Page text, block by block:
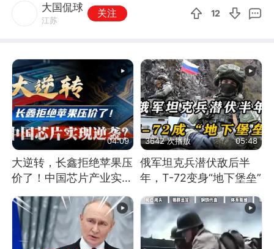
大国侃球
江苏
关注 12
04:09
大逆转，长鑫拒绝苹果压
价了！中国芯片产业实现
怎样的逆袭？
3642 次播放 05:48
俄军坦克兵潜伏敌后半
年，T-72变身“地下堡垒”